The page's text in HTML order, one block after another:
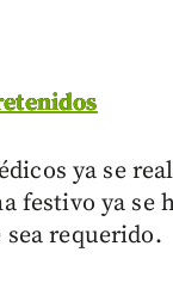
ya se
festivo ya se
requerido.